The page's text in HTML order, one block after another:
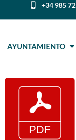
+34 985
AYUNTAMIENTO